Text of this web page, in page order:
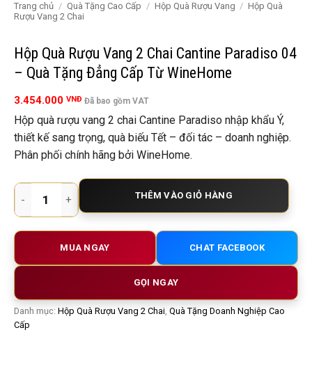
Trang chủ / Quà Tặng Cao Cấp / Hộp Quà Rượu Vang / Hộp Quà
Rượu Vang 2 Chai
Hộp Quà Rượu Vang 2 Chai Cantine Paradiso 04
– Quà Tặng Đẳng Cấp Từ WineHome
3.454.000 VNĐ Đã bao gồm VAT
Hộp quà rượu vang 2 chai Cantine Paradiso nhập khẩu Ý,
thiết kế sang trọng, quà biếu Tết – đối tác – doanh nghiệp.
Phân phối chính hãng bởi WineHome.
Hộp Quà Rượu Vang 2 Chai Cantine Paradiso 04 – Quà Tặng
THÊM VÀO GIỎ HÀNG
MUA NGAY CHAT FACEBOOK
GỌI NGAY
Danh mục: Hộp Quà Rượu Vang 2 Chai Quà Tặng Doanh Nghiệp Cao
Cấp